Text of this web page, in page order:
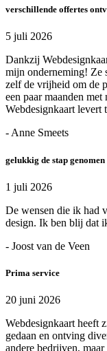
verschillende offertes
5 juli 2026
Dankzij
mijn onderneming! Ze
zelf de vrijheid om de
een paar maanden
Webdesignkaart levert
- Anne Smeets
gelukkig de stap genomen
1 juli 2026
De wensen die ik had
design. Ik ben blij dat
- Joost van de Veen
Prima service
20 juni 2026
Webdesignkaart heeft
gedaan en ontving
andere bedrijven,